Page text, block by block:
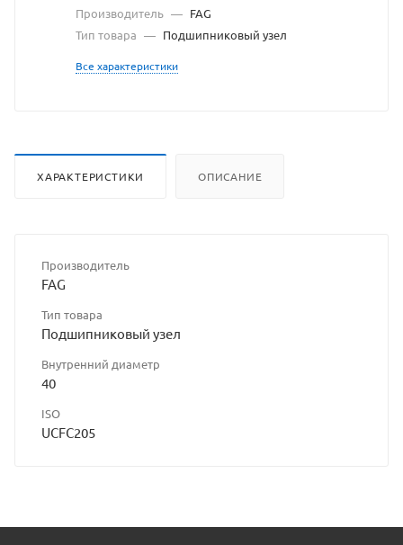
Производитель — FAG
Тип товара — Подшипниковый узел
Все характеристики
ХАРАКТЕРИСТИКИ ОПИСАНИЕ
Производитель
FAG
Тип товара
Подшипниковый узел
Внутренний диаметр
40
ISO
UCFC205